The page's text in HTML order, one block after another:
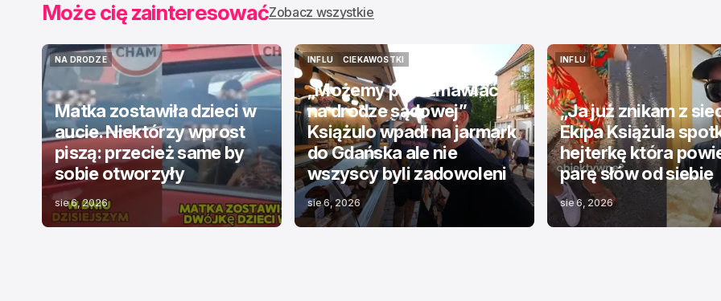
Może cię zainteresowaćZobacz wszystkie
NA DRODZE
NA DRODZE
Matka zostawiła dzieci w
aucie. Niektórzy wprost
piszą: przecież same by
sobie otworzyły
sie 6, 2026
INFLU
INFLU
CIEKAWOSTKI
CIEKAWOSTKI
„Możemy porozmawiać
na drodze sądowej”
Książulo wpadł na jarmark
do Gdańska ale nie
wszyscy byli zadowoleni
sie 6, 2026
INFLU
INFLU
„Ja już znikam z
Ekipa Książula
hejterkę która
parę słów od siebie
sie 6, 2026